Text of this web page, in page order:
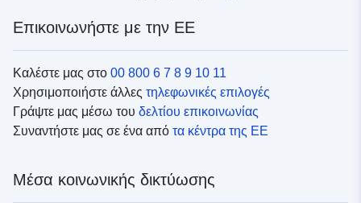
Επικοινωνήστε με την ΕΕ
Καλέστε μας στο 00 800 6 7 8 9 10 11
Χρησιμοποιήστε άλλες τηλεφωνικές επιλογές
Γράψτε μας μέσω του δελτίου επικοινωνίας
Συναντήστε μας σε ένα από τα κέντρα της ΕΕ
Μέσα κοινωνικής δικτύωσης